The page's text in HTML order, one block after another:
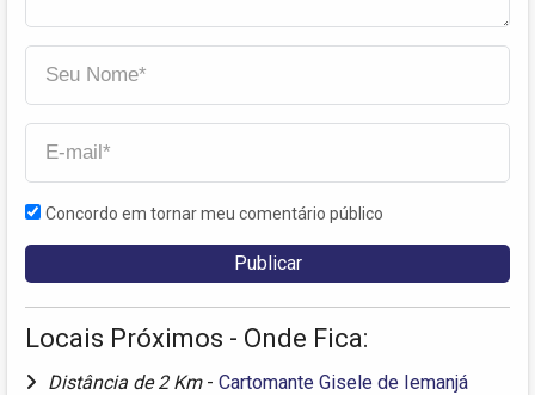
Concordo em tornar meu comentário público
Locais Próximos - Onde Fica:
Distância de 2 Km - Cartomante Gisele de Iemanjá